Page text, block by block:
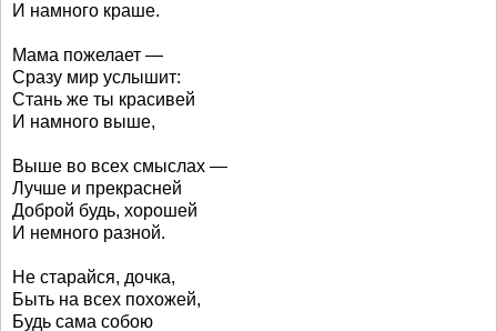
И намного краше.
Мама пожелает —
Сразу мир услышит:
Стань же ты красивей
И намного выше,
Выше во всех смыслах —
Лучше и прекрасней
Доброй будь, хорошей
И немного разной.
Не старайся, дочка,
Быть на всех похожей,
Будь сама собою